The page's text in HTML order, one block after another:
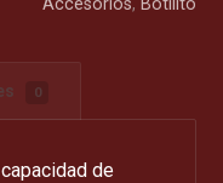
Accesorios, Botilito
0
de